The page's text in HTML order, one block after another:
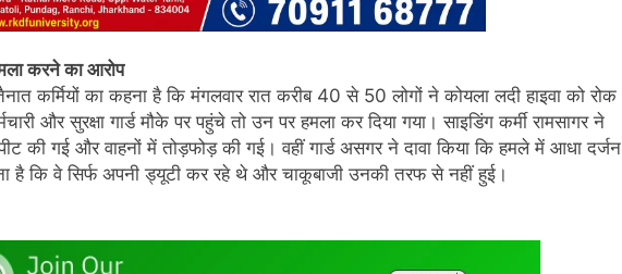
करने का आरोप
कर्मियों का कहना है कि मंगलवार रात करीब 40 से 50 लोगों ने कोयला लदी हाइवा को रोक
और सुरक्षा गार्ड मौके पर पहुंचे तो उन पर हमला कर दिया गया। साइडिंग कर्मी रामसागर ने
की गई और वाहनों में तोड़फोड़ की गई। वहीं गार्ड असगर ने दावा किया कि हमले में आधा दर्जन
है कि वे सिर्फ अपनी ड्यूटी कर रहे थे और चाकूबाजी उनकी तरफ से नहीं हुई।